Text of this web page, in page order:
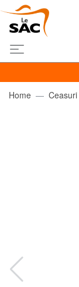
Home Ceasuri